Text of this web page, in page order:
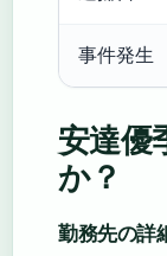
事件発生
安達優
か？
勤務先の詳